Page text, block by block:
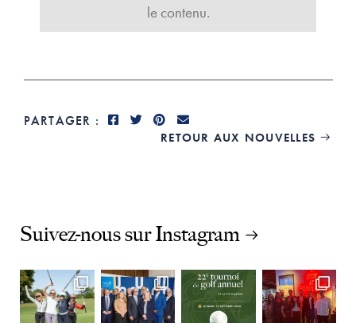
le contenu.
PARTAGER :
RETOUR AUX NOUVELLES 
Suivez-nous sur Instagram